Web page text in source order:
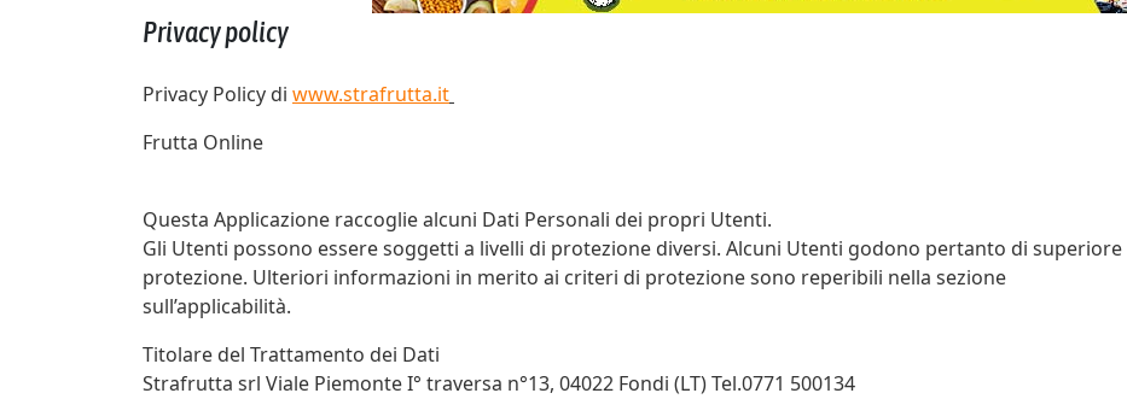
Privacy policy
Privacy Policy di www.strafrutta.it
Frutta Online
Questa Applicazione raccoglie alcuni Dati Personali dei propri Utenti.
Gli Utenti possono essere soggetti a livelli di protezione diversi. Alcuni Utenti godono pertanto di superiore
protezione. Ulteriori informazioni in merito ai criteri di protezione sono reperibili nella sezione
sull’applicabilità.
Titolare del Trattamento dei Dati
Strafrutta srl Viale Piemonte I° traversa n°13, 04022 Fondi (LT) Tel.0771 500134